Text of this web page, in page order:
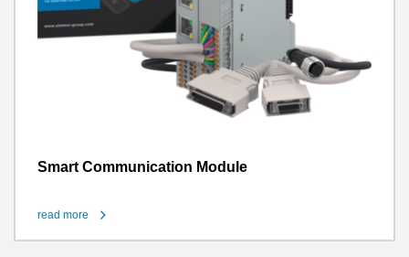
Smart Communication Module
read more